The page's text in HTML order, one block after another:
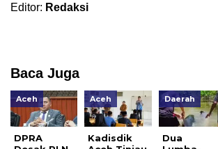
Editor: Redaksi
Baca Juga
Aceh
DPRA
Aceh
Kadisdik
Daerah
Dua